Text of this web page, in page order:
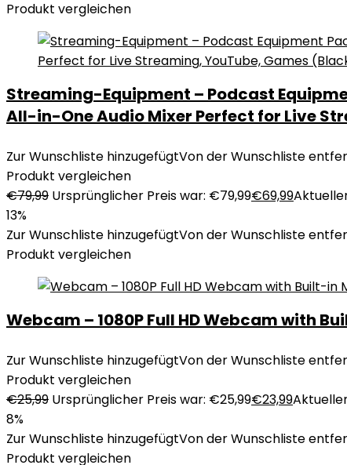
Produkt vergleichen
Streaming-Equipment – Podcast
All-in-One Audio Mixer Perfect for Live
Zur Wunschliste hinzugefügtVon der Wunschliste
Produkt vergleichen
€79,99 Ursprünglicher Preis war: €79,99€69,99
13%
Zur Wunschliste hinzugefügtVon der Wunschliste
Produkt vergleichen
Webcam – 1080P Full HD Webcam with
Zur Wunschliste hinzugefügtVon der Wunschliste
Produkt vergleichen
€25,99 Ursprünglicher Preis war: €25,99€23,99
8%
Zur Wunschliste hinzugefügtVon der Wunschliste
Produkt vergleichen